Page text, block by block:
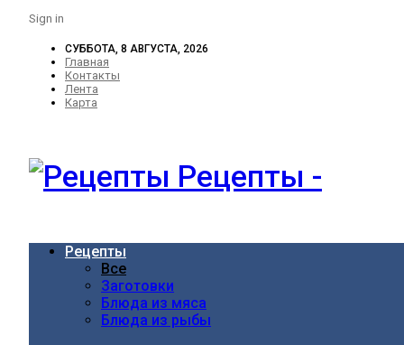
Sign in
СУББОТА, 8 АВГУСТА, 2026
Главная
Контакты
Лента
Карта
Рецепты -
Рецепты
Все
Заготовки
Блюда из мяса
Блюда из рыбы